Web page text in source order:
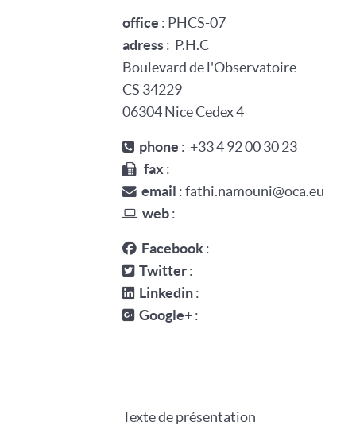
office : PHCS-07
adress: P.H.C
Boulevard de l'Observatoire
CS 34229
06304 Nice Cedex 4
phone : +33 4 92 00 30 23
fax :
email : fathi.namouni@oca.eu
web:
Facebook:
Twitter:
Linkedin:
Google+:
Texte de présentation